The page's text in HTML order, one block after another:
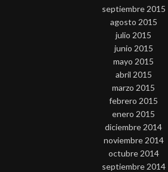
septiembre 2015
agosto 2015
julio 2015
junio 2015
mayo 2015
abril 2015
marzo 2015
febrero 2015
enero 2015
diciembre 2014
noviembre 2014
octubre 2014
septiembre 2014